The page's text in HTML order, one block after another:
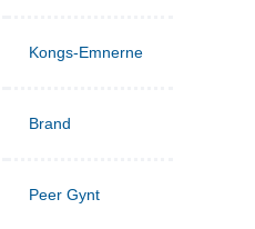
Kongs-Emnerne
Brand
Peer Gynt